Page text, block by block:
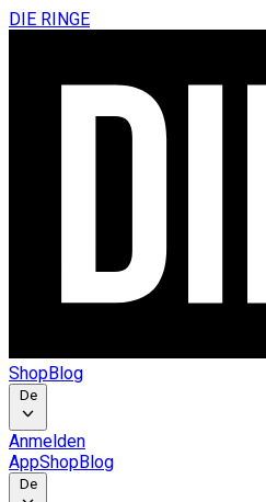
DIE RINGE
ShopBlog
De
Anmelden
AppShopBlog
De